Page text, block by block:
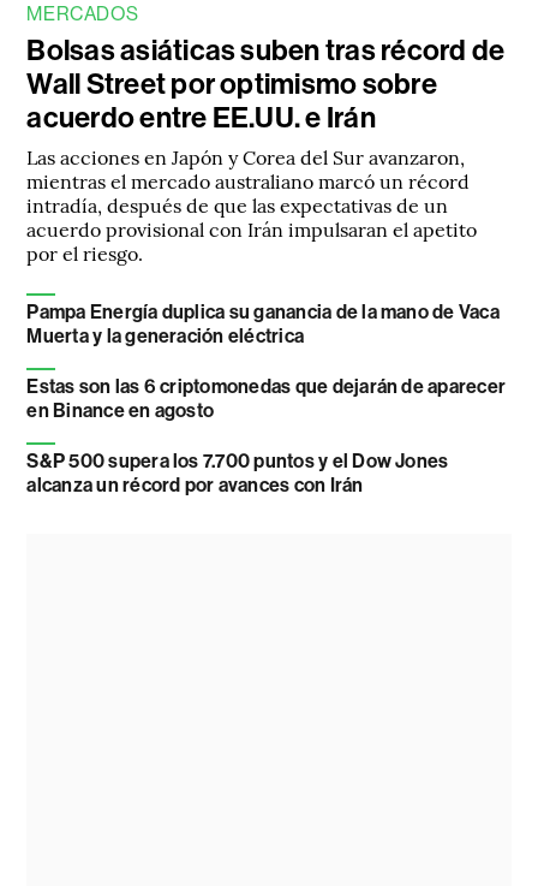
MERCADOS
Bolsas asiáticas suben tras récord de
Wall Street por optimismo sobre
acuerdo entre EE.UU. e Irán
Las acciones en Japón y Corea del Sur avanzaron,
mientras el mercado australiano marcó un récord
intradía, después de que las expectativas de un
acuerdo provisional con Irán impulsaran el apetito
por el riesgo.
Pampa Energía duplica su ganancia de la mano de Vaca
Muerta y la generación eléctrica
Estas son las 6 criptomonedas que dejarán de aparecer
en Binance en agosto
S&P 500 supera los 7.700 puntos y el Dow Jones
alcanza un récord por avances con Irán